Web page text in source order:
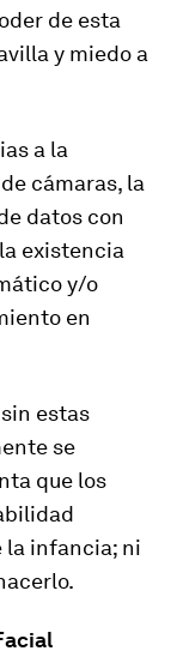
de esta
y miedo a
a la
cámaras, la
datos con
existencia
y/o
en
estas
se
que los
la infancia; ni